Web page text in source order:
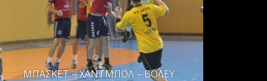
ΜΠΑΣΚΕΤ – ΧΑΝΤΜΠΟΛ – ΒΟΛΕΥ